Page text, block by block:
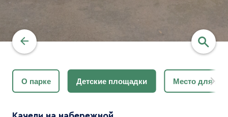
найти
О парке Детские площадки Место для